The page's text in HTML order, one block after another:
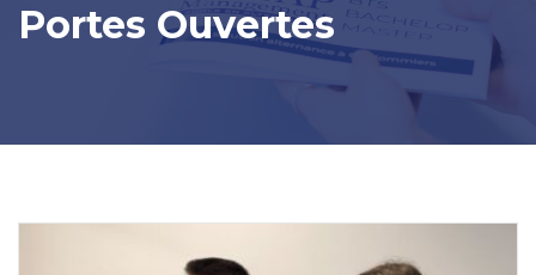
Portes Ouvertes